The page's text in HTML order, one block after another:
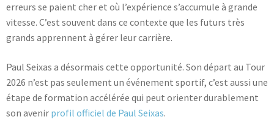
erreurs se paient cher et où l’expérience s’accumule à grande
vitesse. C’est souvent dans ce contexte que les futurs très
grands apprennent à gérer leur carrière.
Paul Seixas a désormais cette opportunité. Son départ au Tour
2026 n’est pas seulement un événement sportif, c’est aussi une
étape de formation accélérée qui peut orienter durablement
son avenir profil officiel de Paul Seixas.